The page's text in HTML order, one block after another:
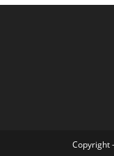
Copyright